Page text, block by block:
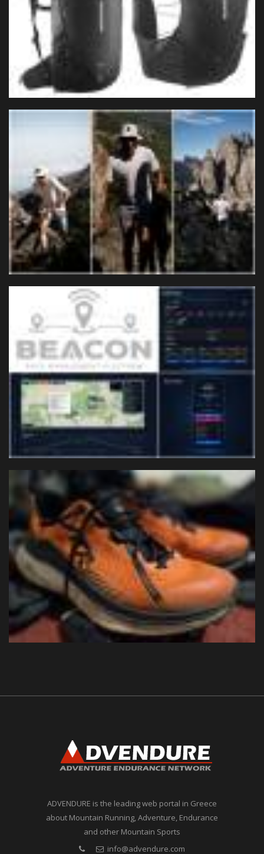
ADVENDURE is the leading web portal in Greece
about Mountain Running, Adventure, Endurance
and other Mountain Sports
info@advendure.com